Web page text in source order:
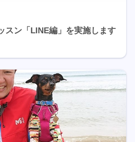
スン「LINE編」を実施します